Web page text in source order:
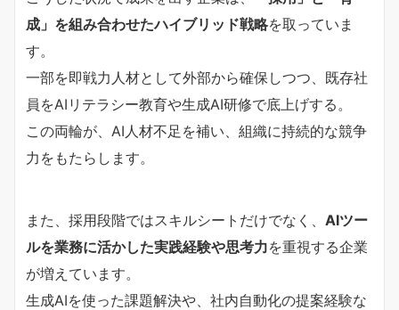
成」を組み合わせたハイブリッド戦略を取っていま
す。
一部を即戦力人材として外部から確保しつつ、既存社
員をAIリテラシー教育や生成AI研修で底上げする。
この両輪が、AI人材不足を補い、組織に持続的な競争
力をもたらします。
また、採用段階ではスキルシートだけでなく、 AIツー
ルを業務に活かした実践経験や思考力を重視する企業
が増えています。
生成AIを使った課題解決や、社内自動化の提案経験な